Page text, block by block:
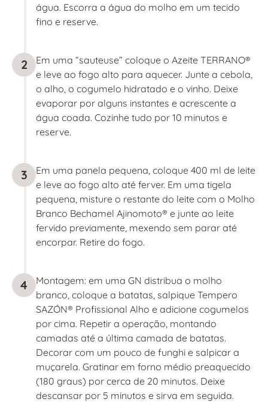
água. Escorra a água do molho em um tecido
fino e reserve.
2
Em uma “sauteuse” coloque o Azeite TERRANO®
e leve ao fogo alto para aquecer. Junte a cebola,
o alho, o cogumelo hidratado e o vinho. Deixe
evaporar por alguns instantes e acrescente a
água coada. Cozinhe tudo por 10 minutos e
reserve.
3
Em uma panela pequena, coloque 400 ml de leite
e leve ao fogo alto até ferver. Em uma tigela
pequena, misture o restante do leite com o Molho
Branco Bechamel Ajinomoto® e junte ao leite
fervido previamente, mexendo sem parar até
encorpar. Retire do fogo.
4
Montagem: em uma GN distribua o molho
branco, coloque a batatas, salpique Tempero
SAZÓN® Profissional Alho e adicione cogumelos
por cima. Repetir a operação, montando
camadas até a última camada de batatas.
Decorar com um pouco de funghi e salpicar a
muçarela. Gratinar em forno médio preaquecido
(180 graus) por cerca de 20 minutos. Deixe
descansar por 5 minutos e sirva em seguida.